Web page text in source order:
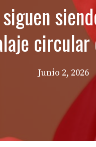
circular
Junio 2, 2026